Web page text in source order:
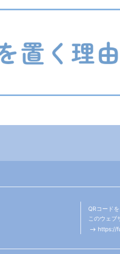
QRコード
このウェブ
https://